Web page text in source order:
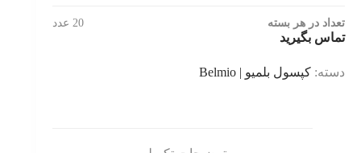
تعداد در هر بسته 20 عدد
تماس بگیرید
دسته: کپسول بلمیو | Belmio